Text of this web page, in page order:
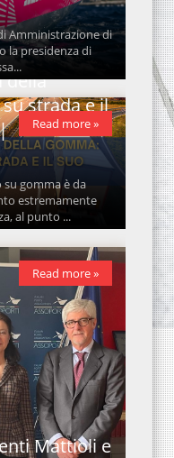
Amministrazione di
la presidenza di
della
strada e il
gomma è da
estremamente
al punto ...
Read more »
Mattioli e
Read more »